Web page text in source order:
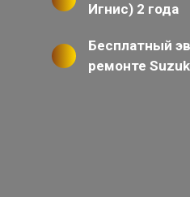
Игнис) 2 года
Бесплатный
ремонте